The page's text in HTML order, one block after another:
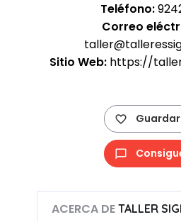
Teléfono:
Correo
Sitio Web: https://
Guardar
ACERCA DE TALLER